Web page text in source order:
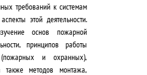
требований к системам
этой деятельности.
основ пожарной
принципов работы
и охранных),
также методов монтажа,